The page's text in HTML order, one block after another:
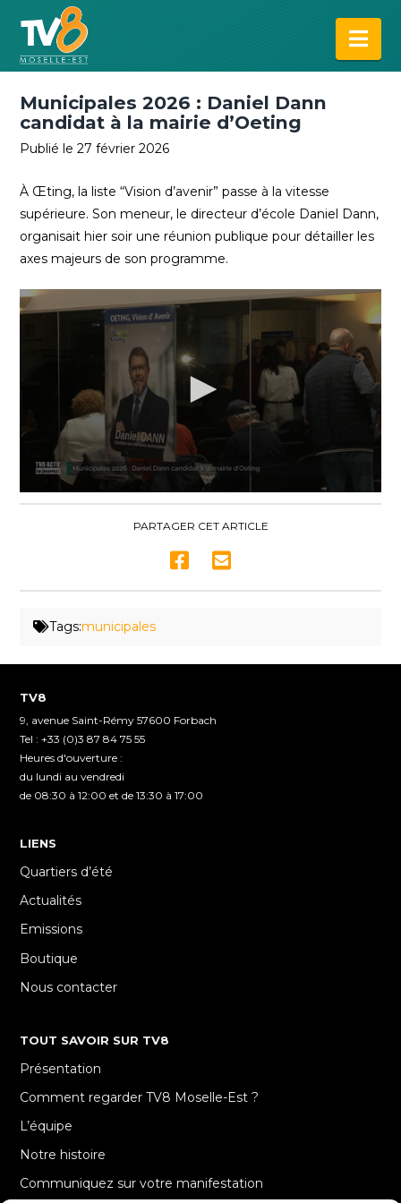
Municipales 2026 : Daniel Dann
candidat à la mairie d’Oeting
Publié le 27 février 2026
À Œting, la liste “Vision d’avenir” passe à la vitesse
supérieure. Son meneur, le directeur d’école Daniel Dann,
organisait hier soir une réunion publique pour détailler les
axes majeurs de son programme.
PARTAGER CET ARTICLE
Tags:municipales
TV8
9, avenue Saint-Rémy 57600 Forbach
Tel : +33 (0)3 87 84 75 55
Heures d'ouverture :
du lundi au vendredi
de 08:30 à 12:00 et de 13:30 à 17:00
LIENS
Quartiers d’été
Actualités
Emissions
Boutique
Nous contacter
TOUT SAVOIR SUR TV8
Présentation
Comment regarder TV8 Moselle-Est ?
L’équipe
Notre histoire
Communiquez sur votre manifestation